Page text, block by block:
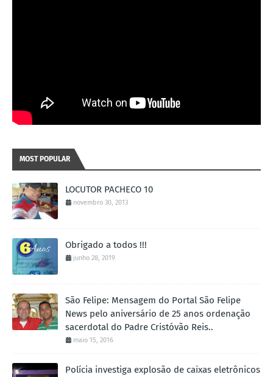
MOST POPULAR
LOCUTOR PACHECO 10
novembro 30, 2013
Obrigado a todos !!!
junho 28, 2019
São Felipe: Mensagem do Portal São Felipe
News pelo aniversário de 25 anos ordenação
sacerdotal do Padre Cristóvão Reis..
maio 15, 2016
Polícia investiga explosão de caixas eletrônicos